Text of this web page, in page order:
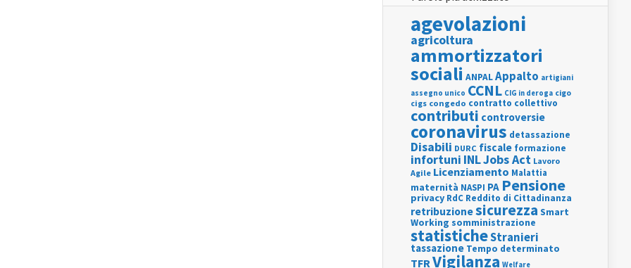
agevolazioni
agricoltura
ammortizzatori
sociali ANPALAppalto artigiani
assegno unico CCNL CIG in deroga cigo
cigs congedo contratto collettivo
contributi controversie
coronavirus detassazione
Disabili DURC fiscale formazione
infortuni INLJobs Act Lavoro
Agile Licenziamento Malattia
maternità NASPI PA Pensione
privacy RdC Reddito di Cittadinanza
retribuzionesicurezza Smart
Working somministrazione
statisticheStranieri
tassazione Tempo determinato
TFRVigilanza Welfare